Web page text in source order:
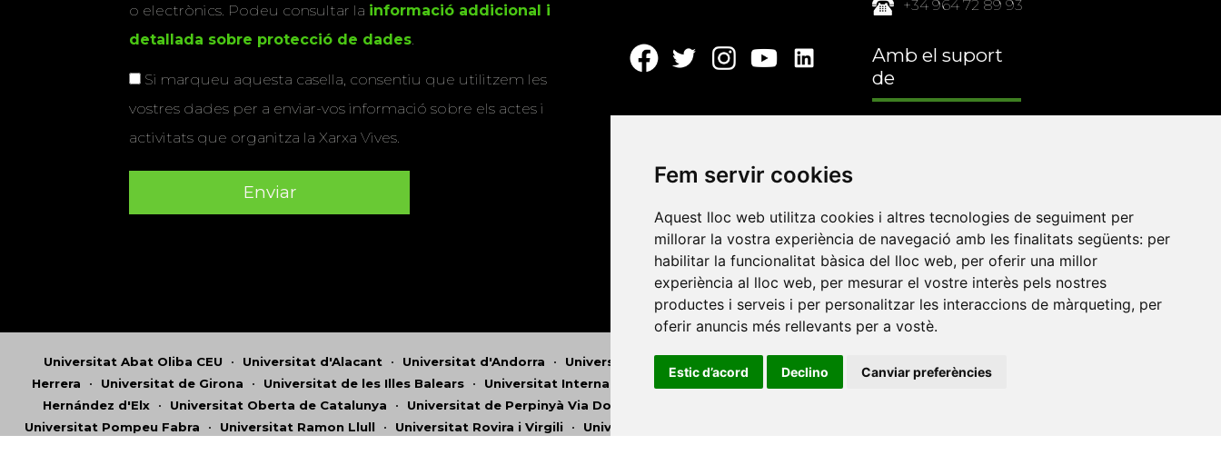
Fem servir cookies
Aquest lloc web utilitza cookies i altres tecnologies de seguiment per
millorar la vostra experiència de navegació amb les finalitats següents: per
habilitar la funcionalitat bàsica del lloc web, per oferir una millor
experiència al lloc web, per mesurar el vostre interès pels nostres
productes i serveis i per personalitzar les interaccions de màrqueting, per
oferir anuncis més rellevants per a vostè.
Estic d’acord Declino Canviar preferències
o electrònics. Podeu consultar la informació addicional i
detallada sobre protecció de dades
Si marqueu aquesta casella, consentiu que utilitzem les
vostres dades per a enviar-vos informació sobre els actes i
activitats que organitza la Xarxa Vives.
+34 964 72 89 93
Amb el suport
de
Universitat Abat Oliba CEU • Universitat d'Alacant • Universitat d'Andorra • Universitat Autònoma de Barcelona Universitat de Barcelona
Herrera • Universitat de Girona • Universitat de les Illes Balears • Universitat Internacional de Catalunya Universitat de Lleida
Hernández d'Elx • Universitat Oberta de Catalunya • Universitat de Perpinyà Via Domitia
Universitat Pompeu Fabra • Universitat Ramon Llull • Universitat Rovira i Virgili • Universitat de Sàsser